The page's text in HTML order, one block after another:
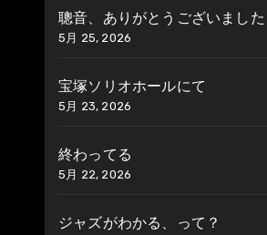
聰音、ありがとうございました
5月 25, 2026
宝塚ソリオホールにて
5月 23, 2026
終わってる
5月 22, 2026
ジャズがわかる、って？